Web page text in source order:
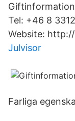
Tel: +46 8
Website:
Julvisor
Farliga